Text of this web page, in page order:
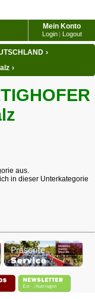
Mein Konto
Login | Logout
›
›
aus.
in dieser Unterkategorie